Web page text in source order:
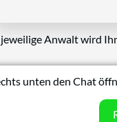
Anwalt wird
unten den Chat